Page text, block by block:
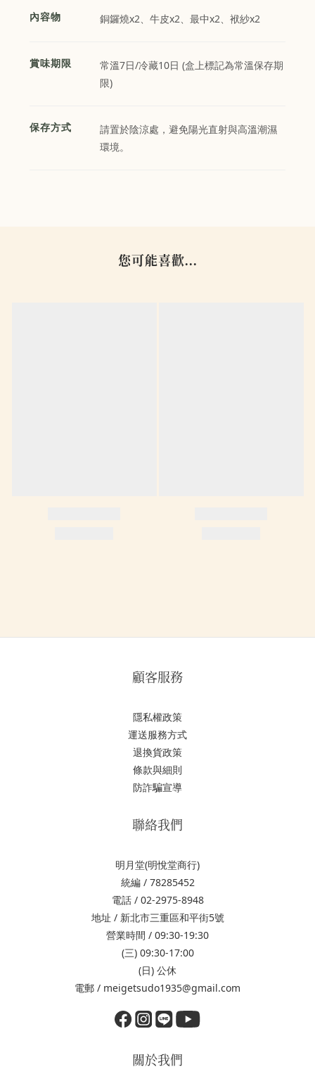
內容物 銅鑼燒x2、牛皮x2、最中x2、袱紗x2
賞味期限
常溫7日/冷藏10日 (盒上標記為常溫保存期
限)
保存方式
請置於陰涼處，避免陽光直射與高溫潮濕
環境。
您可能喜歡...
顧客服務
隱私權政策
運送服務方式
退換貨政策
條款與細則
防詐騙宣導
聯絡我們
明月堂(明悅堂商行)
統編 / 78285452
電話 / 02-2975-8948
地址 / 新北市三重區和平街5號
營業時間 / 09:30-19:30
(三) 09:30-17:00
(日) 公休
電郵 / meigetsudo1935@gmail.com
關於我們